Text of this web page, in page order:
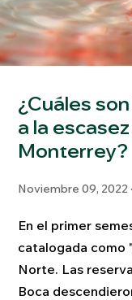
¿Cuáles
a la
Monterrey?
Noviembre 09, 2022
En el primer
catalogada como
Norte. Las
Boca